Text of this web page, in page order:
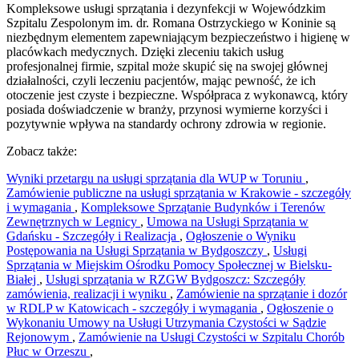
Kompleksowe usługi sprzątania i dezynfekcji w Wojewódzkim
Szpitalu Zespolonym im. dr. Romana Ostrzyckiego w Koninie są
niezbędnym elementem zapewniającym bezpieczeństwo i higienę w
placówkach medycznych. Dzięki zleceniu takich usług
profesjonalnej firmie, szpital może skupić się na swojej głównej
działalności, czyli leczeniu pacjentów, mając pewność, że ich
otoczenie jest czyste i bezpieczne. Współpraca z wykonawcą, który
posiada doświadczenie w branży, przynosi wymierne korzyści i
pozytywnie wpływa na standardy ochrony zdrowia w regionie.
Zobacz także:
Wyniki przetargu na usługi sprzątania dla WUP w Toruniu ,
Zamówienie publiczne na usługi sprzątania w Krakowie - szczegóły
i wymagania , Kompleksowe Sprzątanie Budynków i Terenów
Zewnętrznych w Legnicy , Umowa na Usługi Sprzątania w
Gdańsku - Szczegóły i Realizacja , Ogłoszenie o Wyniku
Postępowania na Usługi Sprzątania w Bydgoszczy , Usługi
Sprzątania w Miejskim Ośrodku Pomocy Społecznej w Bielsku-
Białej , Usługi sprzątania w RZGW Bydgoszcz: Szczegóły
zamówienia, realizacji i wyniku , Zamówienie na sprzątanie i dozór
w RDLP w Katowicach - szczegóły i wymagania , Ogłoszenie o
Wykonaniu Umowy na Usługi Utrzymania Czystości w Sądzie
Rejonowym , Zamówienie na Usługi Czystości w Szpitalu Chorób
Płuc w Orzeszu ,